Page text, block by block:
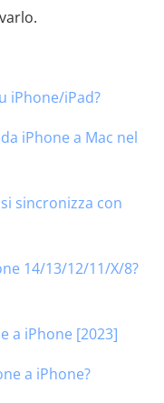
iPhone/iPad?
iPhone a Mac nel
sincronizza con
14/13/12/11/X/8?
a iPhone [2023]
a iPhone?